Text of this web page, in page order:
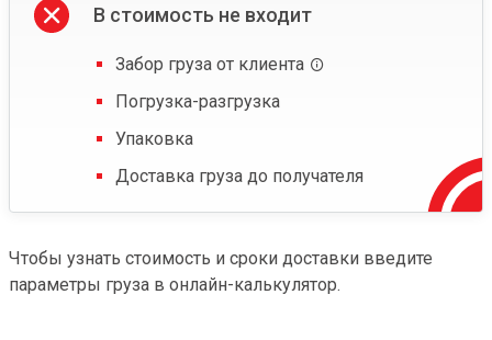
В стоимость не входит
Забор груза от клиента
Погрузка-разгрузка
Упаковка
Доставка груза до получателя
Чтобы узнать стоимость и сроки доставки введите
параметры груза в онлайн-калькулятор.